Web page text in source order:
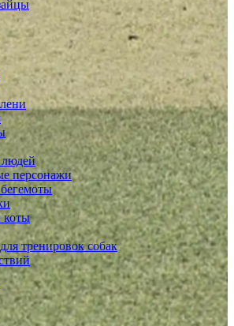
персонажи
коты
тренировок собак